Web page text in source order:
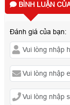
BÌNH LUẬN
Đánh giá của bạn: